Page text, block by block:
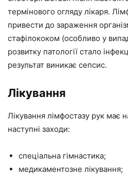
термінового огляду лікаря.
привести до зараження
стафілококом (особливо у
розвитку патології стало
результат виникає сепсис.
Лікування
Лікування лімфостазу рук має
наступні заходи:
спеціальна гімнастика;
медикаментозне лікування;